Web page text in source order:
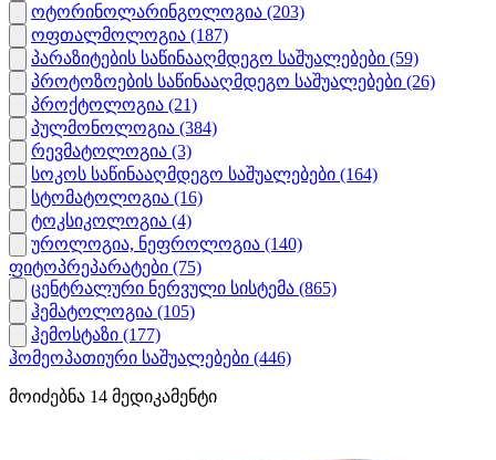
ოტორინოლარინგოლოგია (203)
ოფთალმოლოგია (187)
პარაზიტების საწინააღმდეგო საშუალებები (59)
პროტოზოების საწინააღმდეგო საშუალებები (26)
პროქტოლოგია (21)
პულმონოლოგია (384)
რევმატოლოგია (3)
სოკოს საწინააღმდეგო საშუალებები (164)
სტომატოლოგია (16)
ტოკსიკოლოგია (4)
უროლოგია, ნეფროლოგია (140)
ფიტოპრეპარატები (75)
ცენტრალური ნერვული სისტემა (865)
ჰემატოლოგია (105)
ჰემოსტაზი (177)
ჰომეოპათიური საშუალებები (446)
მოიძებნა 14 მედიკამენტი